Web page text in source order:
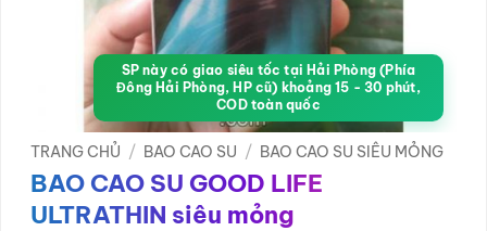
SP này có giao siêu tốc tại Hải Phòng (Phía
Đông Hải Phòng, HP cũ) khoảng 15 - 30 phút,
COD toàn quốc
TRANG CHỦ / BAO CAO SU / BAO CAO SU SIÊU MỎNG
BAO CAO SU GOOD LIFE
ULTRATHIN siêu mỏng